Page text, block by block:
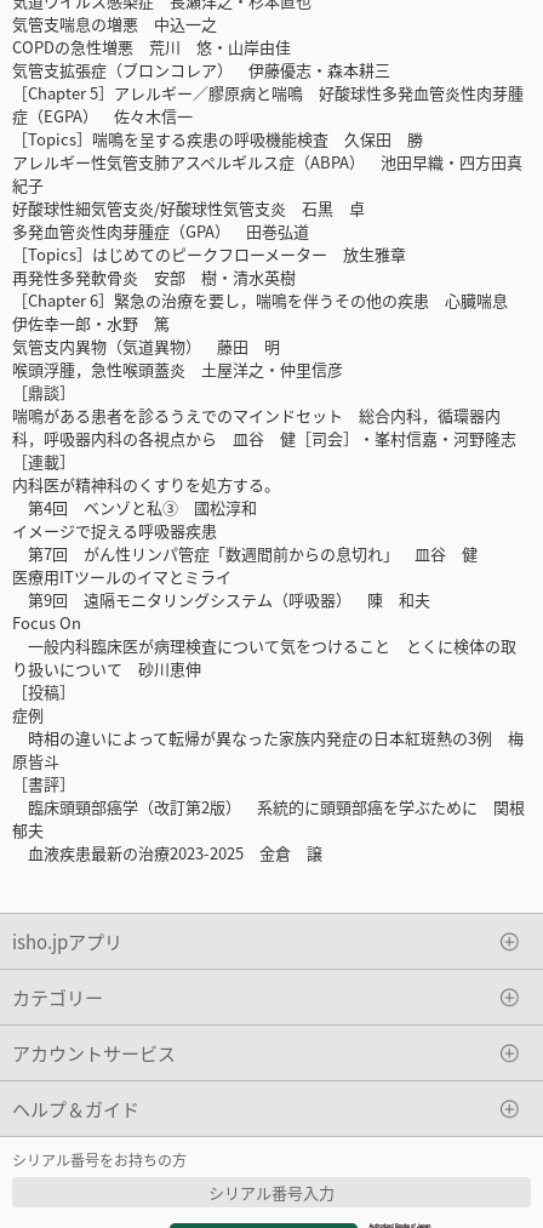
気管支喘息の増悪 中込一之
COPDの急性増悪 荒川 悠・山岸由佳
気管支拡張症（ブロンコレア） 伊藤優志・森本耕三
［Chapter 5］アレルギー／膠原病と喘鳴 好酸球性多発血管炎性肉芽腫
症（EGPA） 佐々木信一
［Topics］喘鳴を呈する疾患の呼吸機能検査 久保田 勝
アレルギー性気管支肺アスペルギルス症（ABPA） 池田早織・四方田真
紀子
好酸球性細気管支炎/好酸球性気管支炎 石黒 卓
多発血管炎性肉芽腫症（GPA） 田巻弘道
［Topics］はじめてのピークフローメーター 放生雅章
再発性多発軟骨炎 安部 樹・清水英樹
［Chapter 6］緊急の治療を要し，喘鳴を伴うその他の疾患 心臓喘息
伊佐幸一郎・水野 篤
気管支内異物（気道異物） 藤田 明
喉頭浮腫，急性喉頭蓋炎 土屋洋之・仲里信彦
［鼎談］
喘鳴がある患者を診るうえでのマインドセット 総合内科，循環器内
科，呼吸器内科の各視点から 皿谷 健［司会］・峯村信嘉・河野隆志
［連載］
内科医が精神科のくすりを処方する。
第4回 ベンゾと私③ 國松淳和
イメージで捉える呼吸器疾患
第7回 がん性リンパ管症「数週間前からの息切れ」 皿谷 健
医療用ITツールのイマとミライ
第9回 遠隔モニタリングシステム（呼吸器） 陳 和夫
Focus On
一般内科臨床医が病理検査について気をつけること とくに検体の取
り扱いについて 砂川恵伸
［投稿］
症例
時相の違いによって転帰が異なった家族内発症の日本紅斑熱の3例 梅
原皆斗
［書評］
臨床頭頸部癌学（改訂第2版） 系統的に頭頸部癌を学ぶために 関根
郁夫
血液疾患最新の治療2023-2025 金倉 譲
isho.jpアプリ
カテゴリー
アカウントサービス
ヘルプ＆ガイド
シリアル番号をお持ちの方
シリアル番号入力